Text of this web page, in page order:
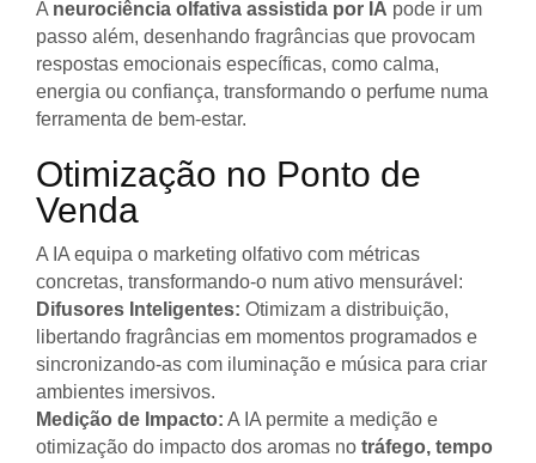
A neurociência olfativa assistida por IA pode ir um
passo além, desenhando fragrâncias que provocam
respostas emocionais específicas, como calma,
energia ou confiança, transformando o perfume numa
ferramenta de bem-estar.
Otimização no Ponto de
Venda
A IA equipa o marketing olfativo com métricas
concretas, transformando-o num ativo mensurável:
Difusores Inteligentes: Otimizam a distribuição,
libertando fragrâncias em momentos programados e
sincronizando-as com iluminação e música para criar
ambientes imersivos.
Medição de Impacto: A IA permite a medição e
otimização do impacto dos aromas no tráfego, tempo